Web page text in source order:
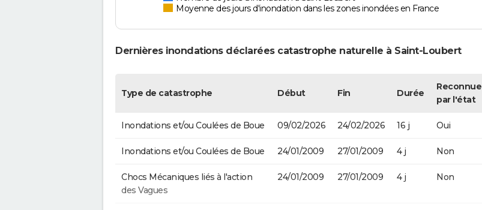
Moyenne des jours d'inondation dans les zones inondées en France
Dernières inondations déclarées catastrophe naturelle à Saint-Loubert
Type de catastrophe Début Fin Durée
Reconnue
par l'état
Inondations et/ou Coulées de Boue 09/02/2026 24/02/2026 16 j Oui
Inondations et/ou Coulées de Boue 24/01/2009 27/01/2009 4 j Non
Chocs Mécaniques liés à l'action
des Vagues
24/01/2009 27/01/2009 4 j Non